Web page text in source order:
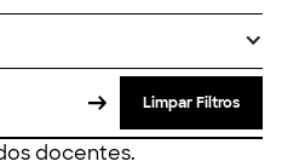
Limpar Filtros
docentes.